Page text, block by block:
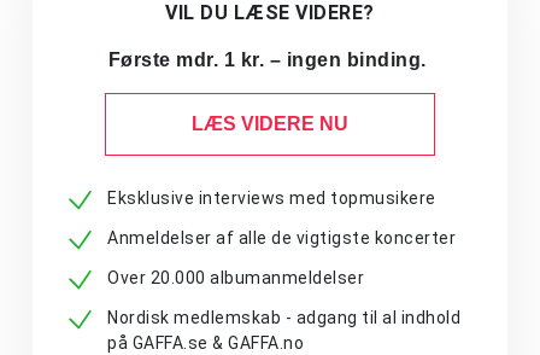
VIL DU LÆSE VIDERE?
Første mdr. 1 kr. – ingen binding.
LÆS VIDERE NU
Eksklusive interviews med topmusikere
Anmeldelser af alle de vigtigste koncerter
Over 20.000 albumanmeldelser
Nordisk medlemskab - adgang til al indhold
på GAFFA.se & GAFFA.no